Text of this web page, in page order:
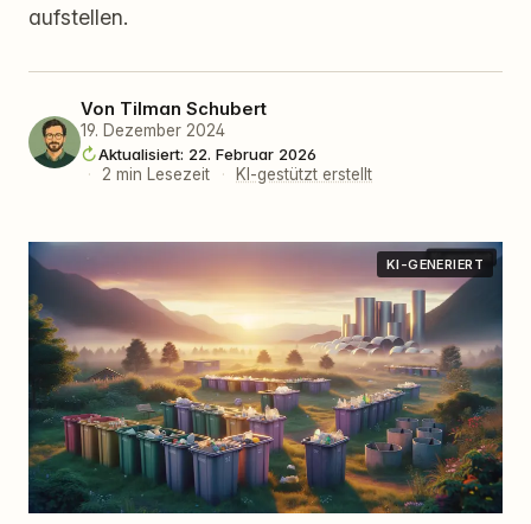
aufstellen.
Von Tilman Schubert
19. Dezember 2024
Aktualisiert: 22. Februar 2026
·
2 min Lesezeit · KI-gestützt erstellt
KI-GENERIERT